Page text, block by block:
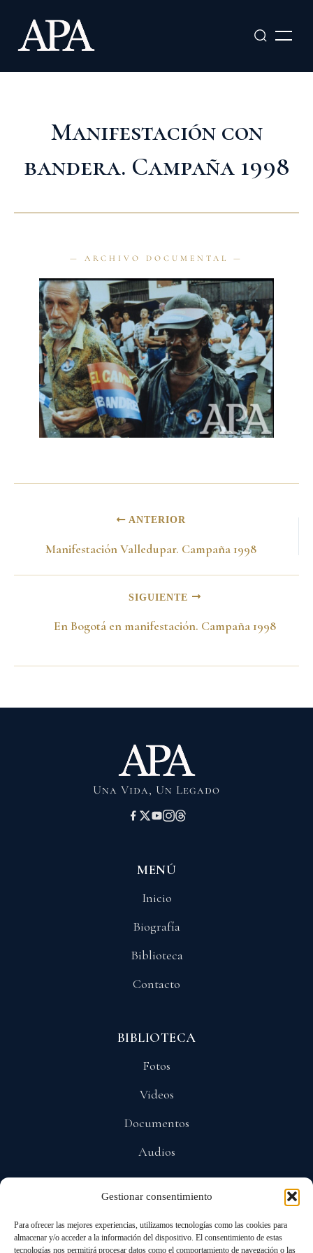
Gestionar consentimiento
Para ofrecer las mejores experiencias, utilizamos tecnologías como las cookies para
almacenar y/o acceder a la información del dispositivo. El consentimiento de estas
tecnologías nos permitirá procesar datos como el comportamiento de navegación o las
contenido
Manifestación con
bandera. Campaña 1998
ANTERIOR
Manifestación Valledupar. Campaña 1998
SIGUIENTE
En Bogotá en manifestación. Campaña 1998
Una Vida, Un Legado
MENÚ
Inicio
Biografía
Biblioteca
Contacto
BIBLIOTECA
Fotos
Videos
Documentos
Audios
Privacidad